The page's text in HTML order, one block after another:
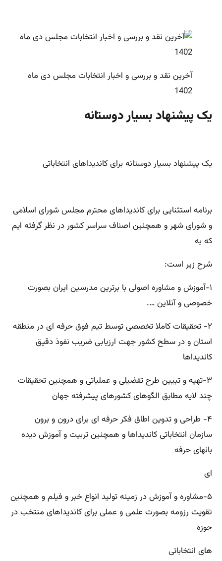
آخرین نقد و بررسی و اخبار انتخابات مجلس دی ماه
1402
یک پیشنهاد بسیار دوستانه
یک پیشنهاد بسیار دوستانه برای کاندیداهای انتخاباتی
برنامه استثنایی برای کاندیداهای محترم مجلس شورای اسلامی
و شورای شهر و همچنین اصناف سراسر کشور در نظر گرفته ایم
که به
شرح زیر است:
۱-آموزش و مشاوره اصولی با برترین مدرسین ایران بصورت
خصوصی و آنلاین ….
۲- تحقیقات کاملا تخصصی توسط تیم فوق حرفه ای در منطقه
استان و در سطح کشور جهت ارزیابی ضریب نفوذ دقیق
کاندیداها
۳-تهیه و تبیین طرح تفضیلی و عملیاتی و همچنین تحقیقات
چند لایه مطابق الگوهای کشورهای پیشرفته جهان
۴- طراحی و تدوین اطاق فکر حرفه ای برای درون و برون
سازمان انتخاباتی کاندیداها و همچنین تربیت و آموزش دیده
بانهای حرفه
ای
۵-مشاوره و آموزش در زمینه تولید انواع خبر و فیلم و همچنین
تقویت رزومه بصورت علمی و عملی برای کاندیداهای منتخب در
حوزه
های انتخاباتی